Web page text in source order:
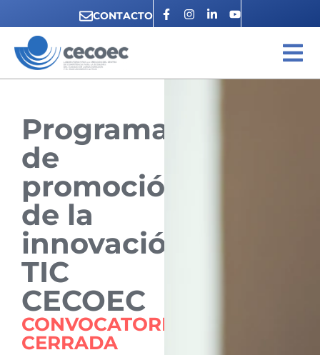
CONTACTO
Programa
de
promoción
de la
innovación
TIC
CECOEC
CONVOCATORIA
CERRADA